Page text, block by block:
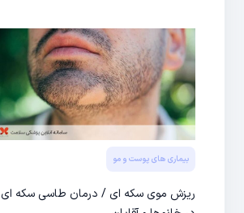
بیماری های پوست و مو
ریزش موی سکه ای / درمان طاسی سکه ای